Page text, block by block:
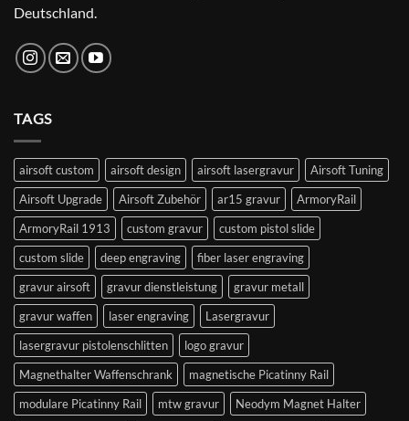
Deutschland.
TAGS
airsoft custom airsoft design airsoft lasergravur
Airsoft Tuning
Airsoft Upgrade
Airsoft Zubehör ar15 gravur
ArmoryRail
ArmoryRail 1913
custom gravur
custom pistol slide
custom slide
deep engraving
fiber laser engraving
gravur airsoft
gravur dienstleistung
gravur metall
gravur waffen
laser engraving
Lasergravur
lasergravur pistolenschlitten
logo gravur
Magnethalter Waffenschrank
magnetische Picatinny Rail
modulare Picatinny Rail
mtw gravur
Neodym Magnet Halter